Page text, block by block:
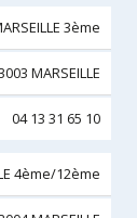
3ème
MARSEILLE
04 13 31 65 10
4ème/12ème